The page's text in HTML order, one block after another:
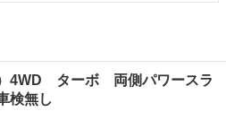
）4WD ターボ 両側パワースラ
検無し